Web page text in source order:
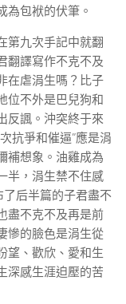
為包袱的伏筆。
第九次手記中就翻
翻譯寫作不克不及
在虐涓生嗎？比子
位不外是巴兒狗和
反諷。沖突終于來
抗爭和催逼”應是涓
補想象。油雞成為
半，涓生禁不住感
了后半篇的子君盡不
盡不克不及再是前
慘的臉色是涓生從
望、歡欣、愛和生
深感生涯迫壓的苦